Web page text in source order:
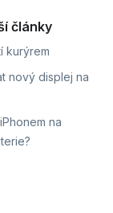
články
kurýrem
nový displej na
na